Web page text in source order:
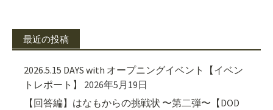
最近の投稿
2026.5.15 DAYS with オープニングイベント【イベン
トレポート】
2026年5月19日
【回答編】はなもからの挑戦状 〜第二弾〜【DOD